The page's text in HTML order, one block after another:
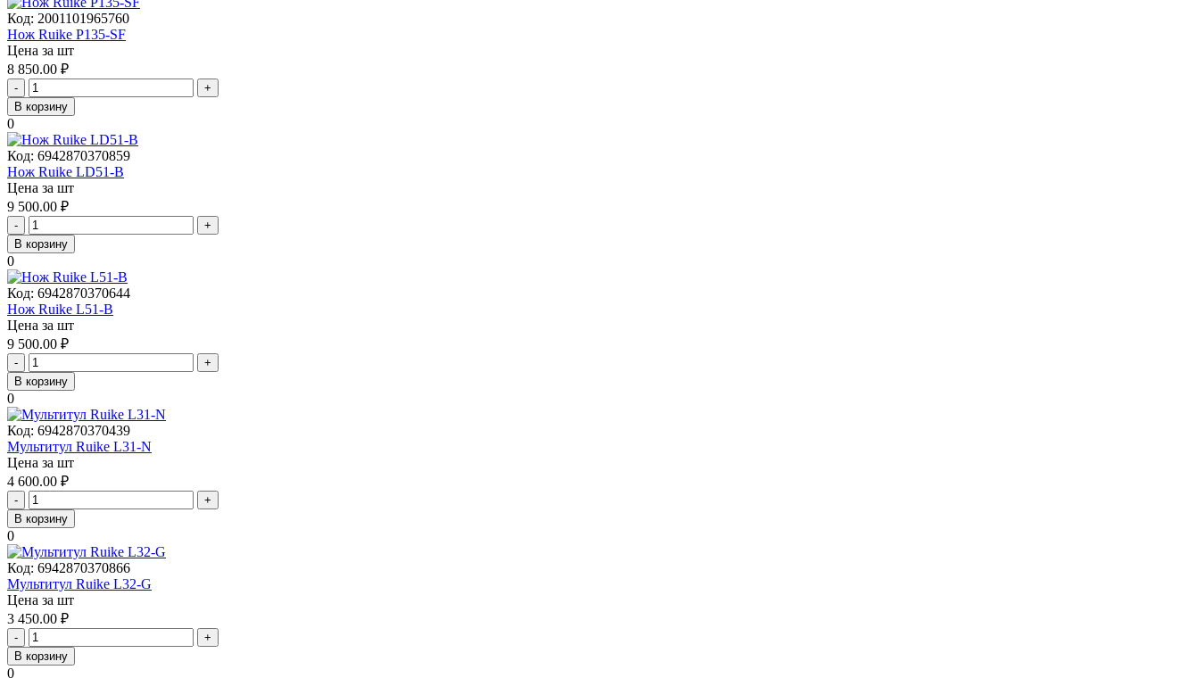
Код: 2001101965760
Нож Ruike P135-SF
Цена за шт
8 850.00 ₽
-
+
В корзину
0
Код: 6942870370859
Нож Ruike LD51-B
Цена за шт
9 500.00 ₽
-
+
В корзину
0
Код: 6942870370644
Нож Ruike L51-B
Цена за шт
9 500.00 ₽
-
+
В корзину
0
Код: 6942870370439
Мультитул Ruike L31-N
Цена за шт
4 600.00 ₽
-
+
В корзину
0
Код: 6942870370866
Мультитул Ruike L32-G
Цена за шт
3 450.00 ₽
-
+
В корзину
0